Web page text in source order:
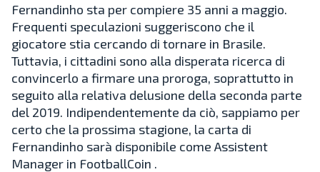
Fernandinho sta per compiere 35 anni a maggio.
Frequenti speculazioni suggeriscono che il
giocatore stia cercando di tornare in Brasile.
Tuttavia, i cittadini sono alla disperata ricerca di
convincerlo a firmare una proroga, soprattutto in
seguito alla relativa delusione della seconda parte
del 2019. Indipendentemente da ciò, sappiamo per
certo che la prossima stagione, la carta di
Fernandinho sarà disponibile come Assistent
Manager in FootballCoin .